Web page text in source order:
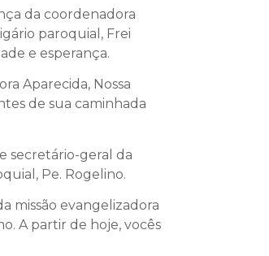
da coordenadora
paroquial, Frei
e esperança.
Aparecida, Nossa
de sua caminhada
secretário-geral da
Pe. Rogelino.
missão evangelizadora
A partir de hoje, vocês